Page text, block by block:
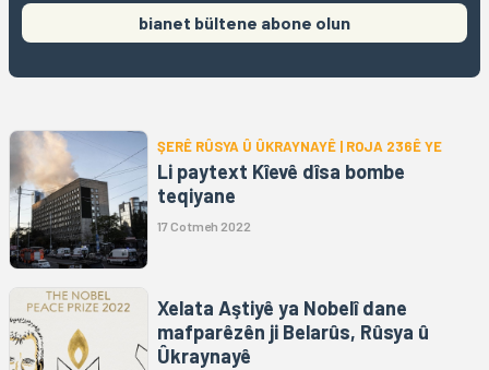
bianet bültene abone olun
ŞERÊ RÛSYA Û ÛKRAYNAYÊ | ROJA 236Ê YE
Li paytext Kîevê dîsa bombe
teqiyane
17 Cotmeh 2022
Xelata Aştiyê ya Nobelî dane
mafparêzên ji Belarûs, Rûsya û
Ûkraynayê